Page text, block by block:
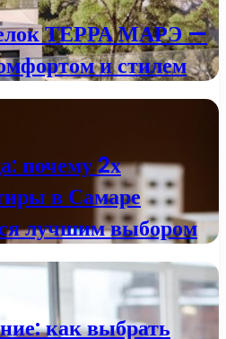
ТЕРРА МАРЭ —
и стилем
почему 2х
в Самаре
лучшим выбором
как выбрать